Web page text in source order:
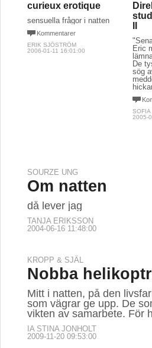
curieux erotique
sensuella frågor i natten
Kommentarer
ERIK SJÖSTRÖM
2006-01-11 16:01:00
Eric
De
sög
SOFIA
2005-
SOURZE UNG
Om natten
då lever jag
TANJA ERIKSSON
2004-06-16 11:48:00
KROPP & SJÄL
Nobba
Mitt i natten, på den
som vägrar ge upp. De
vikten av samarbete. För
IA STINA JONHOLT
2009-11-20 09:53:00